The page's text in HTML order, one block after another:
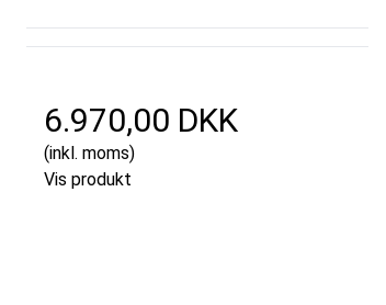
6.970,00 DKK
(inkl. moms)
Vis produkt